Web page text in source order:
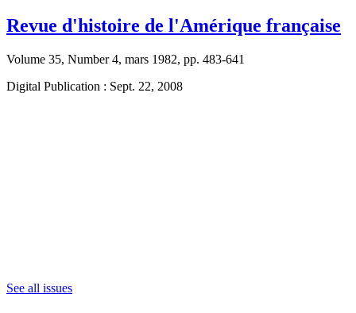
Revue d'histoire de l'Amérique française
Volume 35, Number 4, mars 1982, pp. 483-641
Digital Publication : Sept. 22, 2008
See all issues